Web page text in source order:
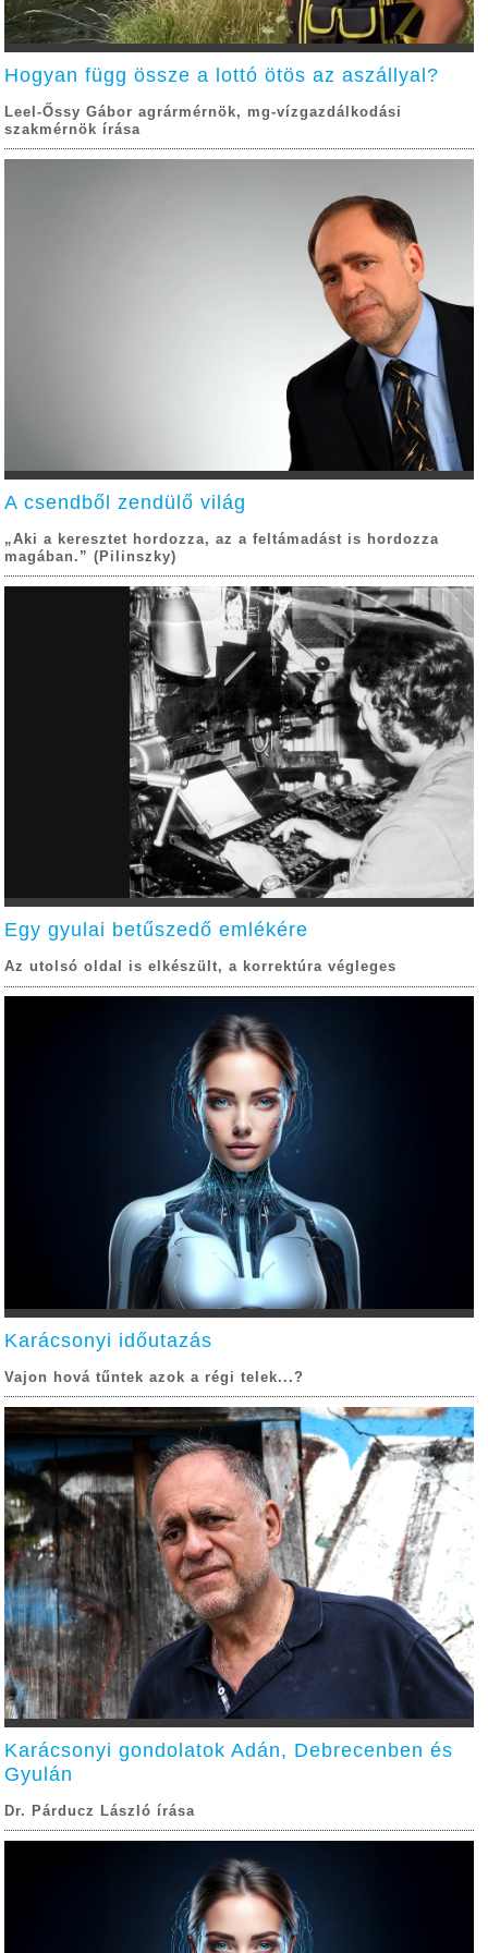
Hogyan függ össze a lottó ötös az aszállyal?
Leel-Őssy Gábor agrármérnök, mg-vízgazdálkodási
szakmérnök írása
A csendből zendülő világ
„Aki a keresztet hordozza, az a feltámadást is hordozza
magában.” (Pilinszky)
Egy gyulai betűszedő emlékére
Az utolsó oldal is elkészült, a korrektúra végleges
Karácsonyi időutazás
Vajon hová tűntek azok a régi telek...?
Karácsonyi gondolatok Adán, Debrecenben és
Gyulán
Dr. Párducz László írása